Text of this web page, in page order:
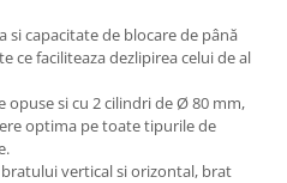
capacitate de blocare de până
ce faciliteaza dezlipirea celui de al
opuse si cu 2 cilindri de Ø 80 mm,
optima pe toate tipurile de
vertical si orizontal, brat